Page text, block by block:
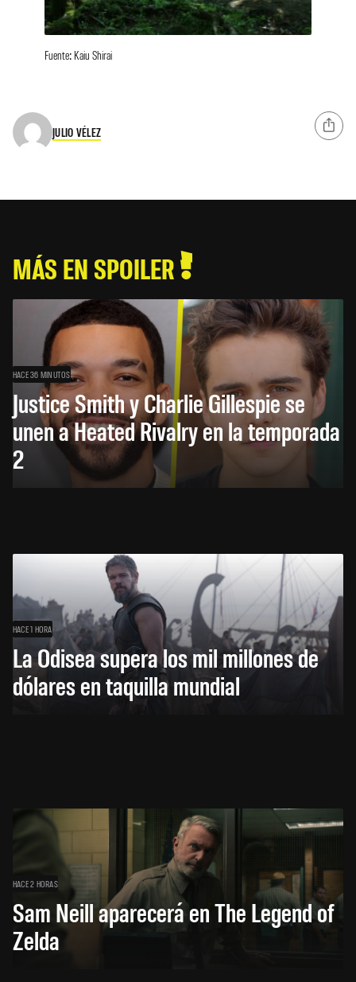
Fuente: Kaiu Shirai
JULIO VÉLEZ
MÁS EN SPOILER
HACE 36 MINUTOS
Justice Smith y Charlie Gillespie se
unen a Heated Rivalry en la temporada
2
HACE 1 HORA
La Odisea supera los mil millones de
dólares en taquilla mundial
HACE 2 HORAS
Sam Neill aparecerá en The Legend of
Zelda